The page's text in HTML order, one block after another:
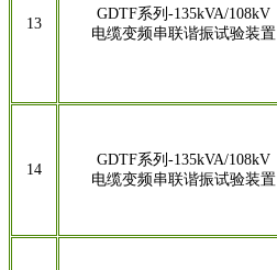
13
GDTF系列-135kVA/108kV
电缆变频串联谐振试验装置
14
GDTF系列-135kVA/108kV
电缆变频串联谐振试验装置